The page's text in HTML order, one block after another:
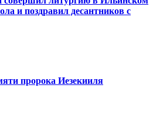
и поздравил десантников с
пророка Иезекииля